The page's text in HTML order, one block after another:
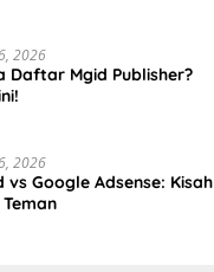
2026
Daftar Mgid Publisher?
2026
vs Google Adsense: Kisah